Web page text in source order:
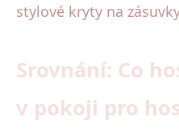
stylové kryty na
Srovnání: Co
v pokoji pro